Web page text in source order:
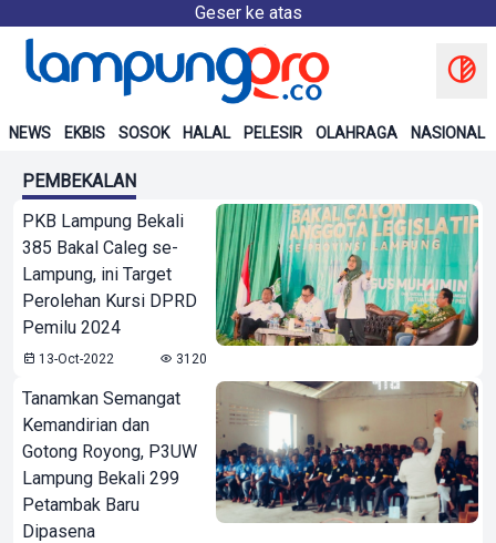
Geser ke atas
NEWS EKBIS SOSOK HALAL PELESIR OLAHRAGA NASIONAL
PEMBEKALAN
PKB Lampung Bekali
385 Bakal Caleg se-
Lampung, ini Target
Perolehan Kursi DPRD
Pemilu 2024
13-Oct-2022 3120
Tanamkan Semangat
Kemandirian dan
Gotong Royong, P3UW
Lampung Bekali 299
Petambak Baru
Dipasena